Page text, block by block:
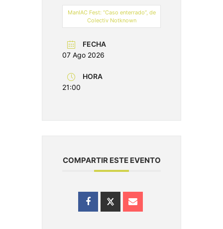
ManIAC Fest: “Caso enterrado”, de
Colectiv Notknown
FECHA
07 Ago 2026
HORA
21:00
COMPARTIR ESTE EVENTO